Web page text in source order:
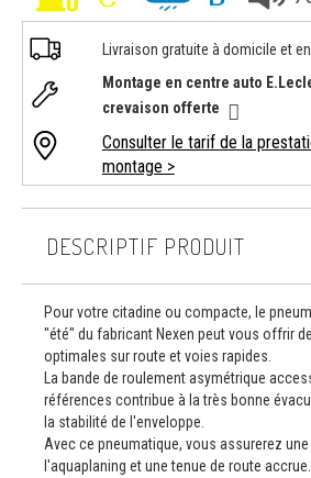
Livraison gratuite à domicile et
Montage en centre auto
crevaison offerte
Consulter le tarif de la
montage >
DESCRIPTIF PRODUIT
Pour votre citadine ou compacte, le
"été" du fabricant Nexen peut vous offrir
optimales sur route et voies rapides.
La bande de roulement asymétrique
références contribue à la très bonne
la stabilité de l'enveloppe.
Avec ce pneumatique, vous assurerez
l'aquaplaning et une tenue de route accrue.